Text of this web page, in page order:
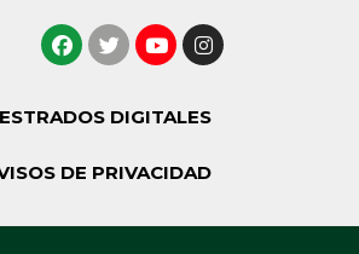
ESTRADOS DIGITALES
DE PRIVACIDAD